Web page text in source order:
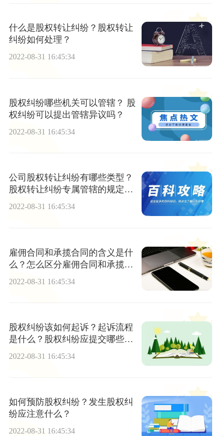
什么是股权转让纠纷？股权转让
纠纷如何处理？
2022-08-31 16:45:34
股权纠纷哪些机关可以管辖？ 股
权纠纷可以提出管辖异议吗？
2022-08-31 16:45:34
公司股权转让纠纷有哪些类型？
股权转让纠纷专属管辖的规定具
体是什么？
2022-08-31 16:45:34
雇佣合同和承揽合同的含义是什
么？怎么区分雇佣合同和承揽合
2022-08-31 16:45:34
股权纠纷该如何起诉？起诉流程
是什么？股权纠纷应提交哪些材
2022-08-31 16:45:34
如何预防股权纠纷？发生股权纠
纷应注意什么？
2022-08-31 16:45:34